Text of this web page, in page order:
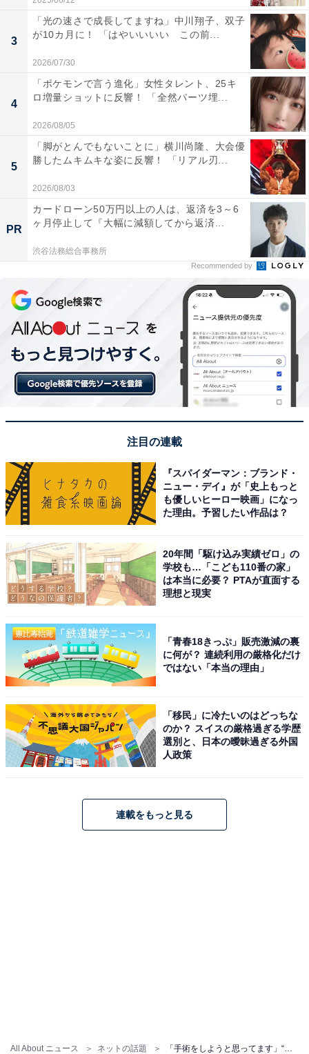
All About ニュース ネットの話題
3
「光の速さで成長してますね」中川翔子、双子
が10カ月に！ 「はやいいいい この前...
2026/07/30
4
「ポケモンで言う進化」女性タレント、25キ
ロ増量ショットに反響！ 「全然パーツ埋...
2026/08/05
5
「脚がとんでもないことに」横川尚隆、大会優
勝したムキムキな姿に反響！ 「リアル刃...
2026/08/03
PR
カードローン50万円以上の人は、返済を3～6
ヶ月停止して『大幅に減額してから返済...
渋谷法務総合事務所
Recommended by
注目の連載
『スパイダーマン：ブランド・
ニュー・デイ』が「史上もっと
も優しいヒーロー映画」になっ
た理由。予習したい作品は？
20年間「駆け込み実績ゼロ」の
学校も…「こども110番の家」
は本当に必要？ PTAが直面する
理想と現実
「青春18きっぷ」販売激減の裏
に何が？ 連続利用の厳格化だけ
ではない「本当の理由」
「移民」に冷たいのはどっちな
のか？ スイスの厳格過ぎる学歴
選別と、日本の曖昧過ぎる外国
人政策
連載をもっと見る